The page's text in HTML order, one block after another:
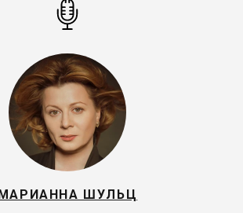
ШУЛЬЦ